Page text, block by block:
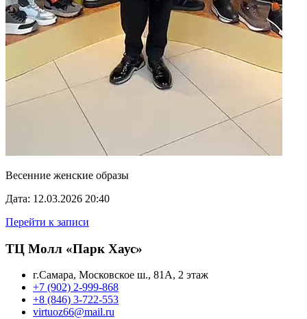
Весенние женские образы
Дата: 12.03.2026 20:40
Перейти к записи
ТЦ Молл «Парк Хаус»
г.Самара, Московское ш., 81А, 2 этаж
+7 (902) 2-999-868
+8 (846) 3-722-553
virtuoz66@mail.ru